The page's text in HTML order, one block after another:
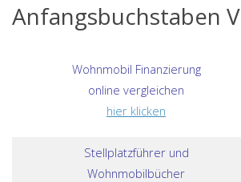
Anfangsbuchstaben V
Wohnmobil Finanzierung
online vergleichen
hier klicken
Stellplatzführer und
Wohnmobilbücher